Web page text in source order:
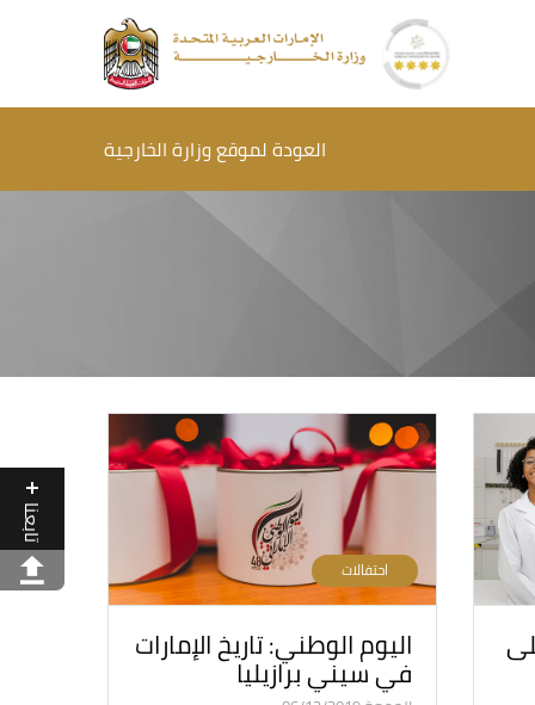
تابعنا
العودة لموقع وزارة الخارجية
احتفالات
اليوم الوطني: تاريخ الإمارات
في سيني برازيليا